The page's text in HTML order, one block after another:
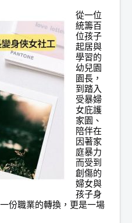
從一位
統籌百
位孩子
起居與
學習的
幼兒園
園長，
到踏入
受暴婦
女庇護
家園、
陪伴在
因著家
庭暴力
而受到
創傷的
婦女與
孩子身
份職業的轉換，更是一場